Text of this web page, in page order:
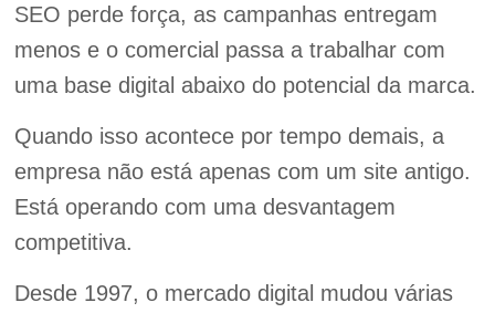
SEO perde força, as campanhas entregam
menos e o comercial passa a trabalhar com
uma base digital abaixo do potencial da marca.
Quando isso acontece por tempo demais, a
empresa não está apenas com um site antigo.
Está operando com uma desvantagem
competitiva.
Desde 1997, o mercado digital mudou várias